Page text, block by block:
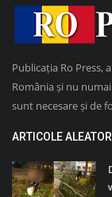
Publicația Ro Press,
România și nu
sunt necesare și de
ARTICOLE ALEATORII